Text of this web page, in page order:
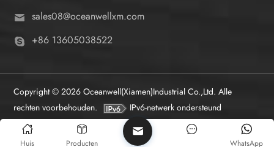
sales08@oceanwellxm.com
+86 13605038522
Copyright © 2026 Oceanwell(Xiamen)Industrial Co.,Ltd. Alle
rechten voorbehouden.
IPv6-netwerk ondersteund
Huis Producten WhatsApp